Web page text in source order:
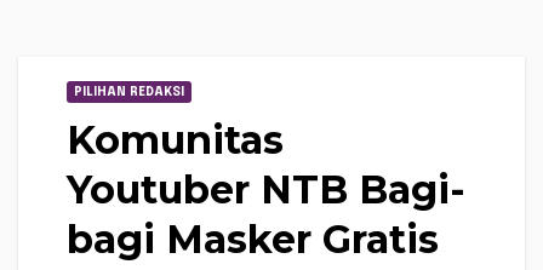
PILIHAN REDAKSI
Komunitas
Youtuber NTB Bagi-
bagi Masker Gratis